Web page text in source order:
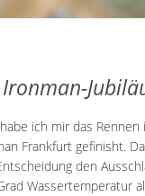
ich mir das Rennen
Frankfurt gefinisht.
den
Wassertemperatur